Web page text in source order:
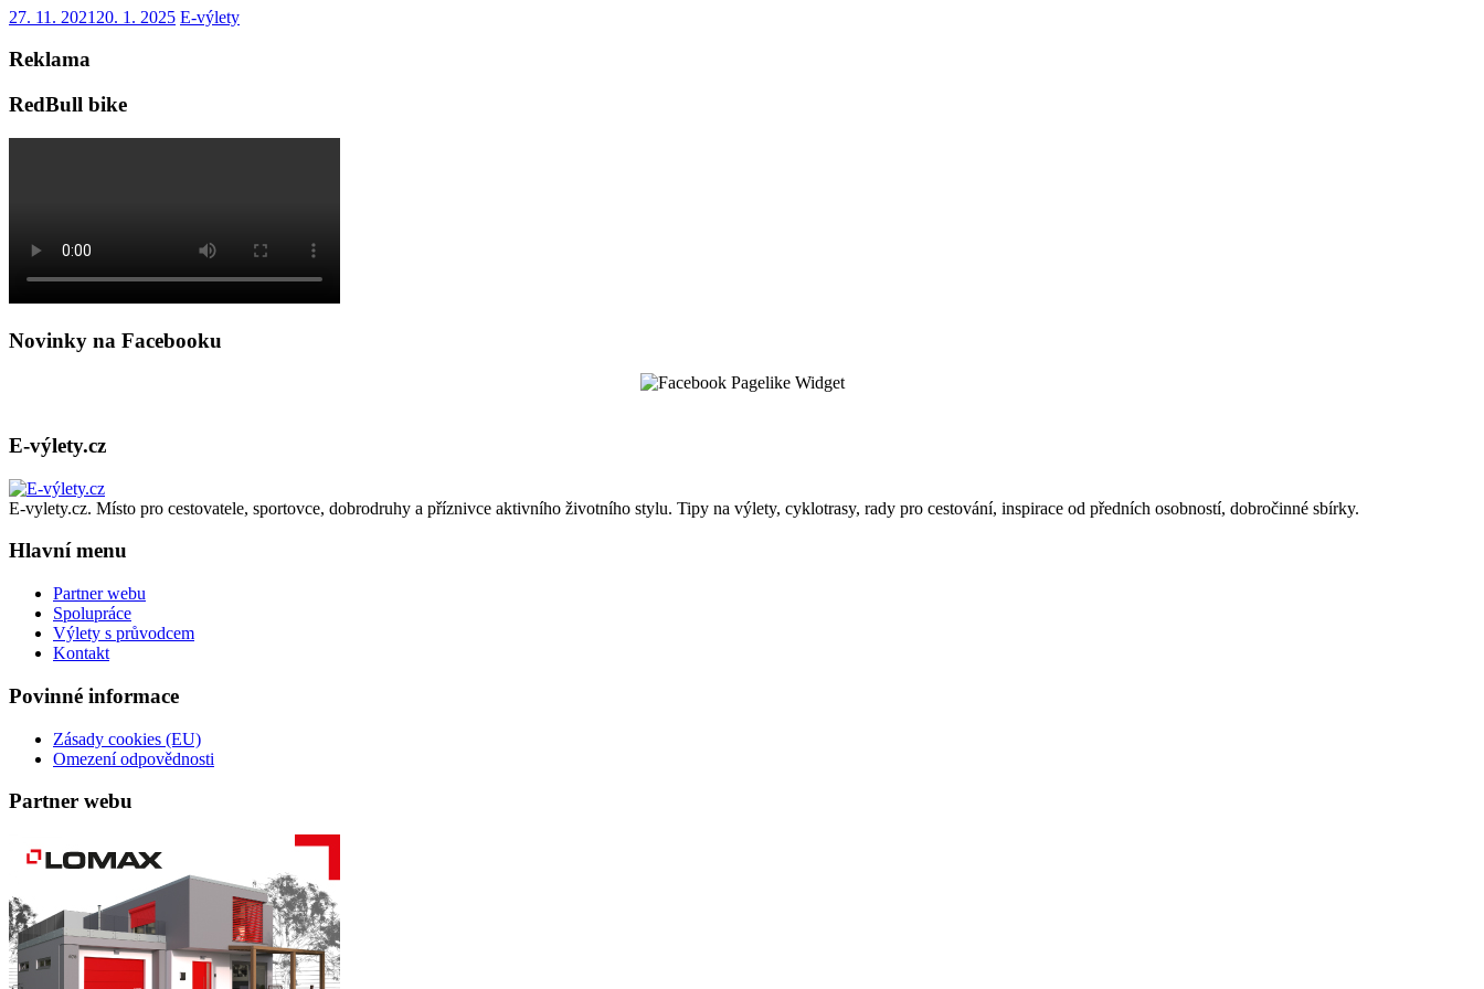
27. 11. 2021 20. 1. 2025 E-výlety
Reklama
RedBull bike
Novinky na Facebooku
E-výlety.cz
E-vylety.cz. Místo pro cestovatele, sportovce, dobrodruhy a příznivce aktivního životního stylu. Tipy na výlety, cyklotrasy, rady pro cestování, inspirace od předních osobností, dobročinné sbírky.
Hlavní menu
Partner webu
Spolupráce
Výlety s průvodcem
Kontakt
Povinné informace
Zásady cookies (EU)
Omezení odpovědnosti
Partner webu